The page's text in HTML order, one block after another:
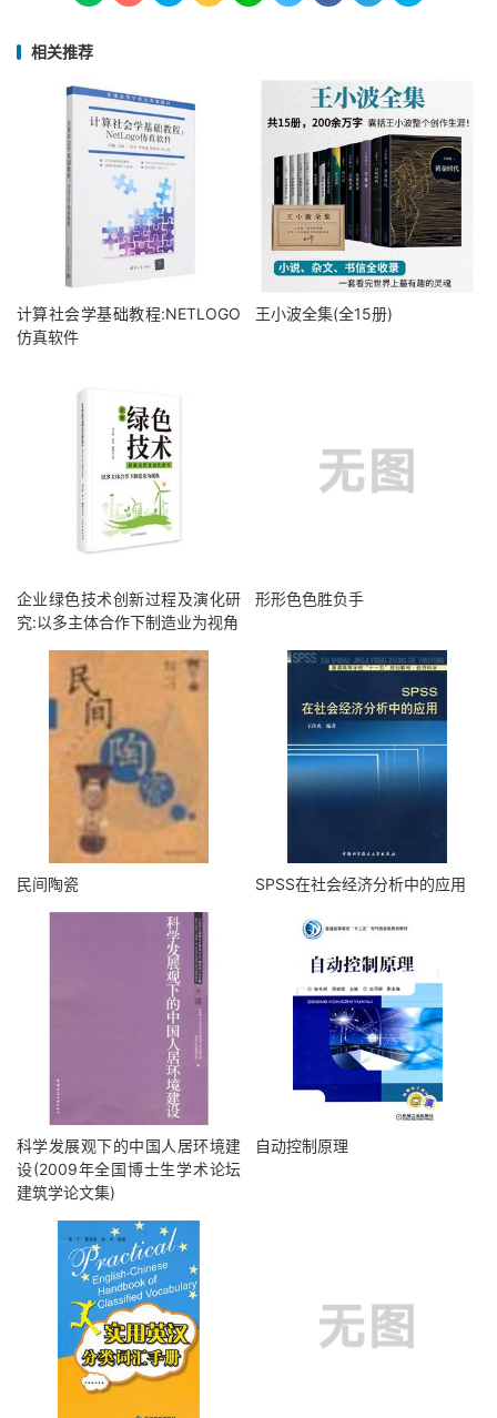
相关推荐
计算社会学基础教程:NETLOGO
仿真软件
王小波全集(全15册)
企业绿色技术创新过程及演化研
究:以多主体合作下制造业为视角
形形色色胜负手
民间陶瓷 SPSS在社会经济分析中的应用
科学发展观下的中国人居环境建
设(2009年全国博士生学术论坛
建筑学论文集)
自动控制原理